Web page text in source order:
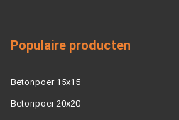
Populaire producten
Betonpoer 15x15
Betonpoer 20x20